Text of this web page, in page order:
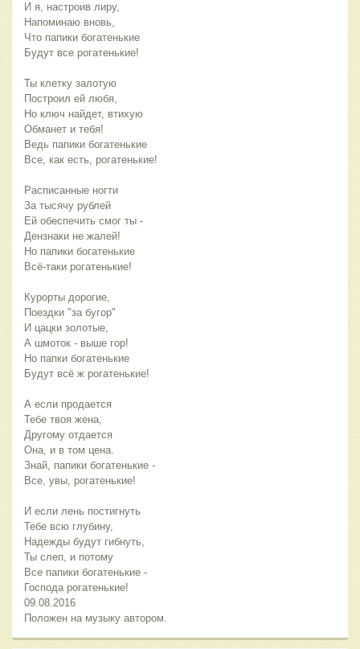
И я, настроив лиру,
Напоминаю вновь,
Что папики богатенькие
Будут все рогатенькие!
Ты клетку залотую
Построил ей любя,
Но ключ найдет, втихую
Обманет и тебя!
Ведь папики богатенькие
Все, как есть, рогатенькие!
Расписанные ногти
За тысячу рублей
Ей обеспечить смог ты -
Дензнаки не жалей!
Но папики богатенькие
Всё-таки рогатенькие!
Курорты дорогие,
Поездки "за бугор"
И цацки золотые,
А шмоток - выше гор!
Но папки богатенькие
Будут всё ж рогатенькие!
А если продается
Тебе твоя жена,
Другому отдается
Она, и в том цена.
Знай, папики богатенькие -
Все, увы, рогатенькие!
И если лень постигнуть
Тебе всю глубину,
Надежды будут гибнуть,
Ты слеп, и потому
Все папики богатенькие -
Господа рогатенькие!
09.08.2016
Положен на музыку автором.